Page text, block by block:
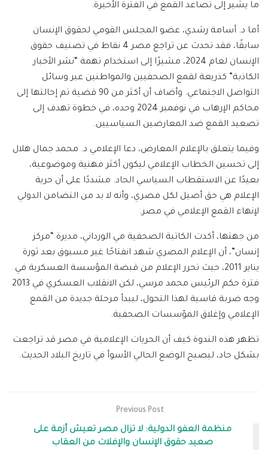
ما يشير إلى تصاعد القمع في الفترة الأخيرة.
أما د. أسامة رشدي، عضو المجلس القومي لحقوق الإنسان
سابقًا، فقد تحدث عن تراجع مصر 4 نقاط في تصنيف حقوق
الإنسان لعام 2024، مشيرًا إلى استخدام تهمة “نشر الأخبار
الكاذبة” كذريعة لقمع الصحفيين والمواطنين عبر وسائل
التواصل الاجتماعي. وأضاف أن أكثر من 90 قضية تم إحالتها إلى
محاكم الإرهاب في نوفمبر 2024 وحده، في خطوة تهدف إلى
تصعيد القمع ضد المعارضين السياسيين.
وفيما يتعلق بالإعلام المعارض، دعا الإعلامي د. محمد جمال هلال
إلى تحسين الخطاب الإعلامي ليكون أكثر مهنية وموضوعية،
بعيدًا عن الاستقطاب السياسي الحاد. مشددًا على أن حرية
الإعلام هي حق أصيل لكل مصري، وأنه لا بد من التضامن الدولي
لإنهاء القمع الإعلامي في مصر.
من جهتها، أكدت الكاتبة الصحفية مي الورداني، مديرة “مركز
إنسان”، أن الإعلام المصري شهد انفتاحًا غير مسبوق بعد ثورة
يناير 2011، حيث تحرر الإعلام من قبضة المؤسسة العسكرية في
فترة حكم الرئيس محمد مرسي، لكن الانقلاب العسكري في 2013
وجه ضربة قاسية لهذا التحول، ليبدأ مرحلة جديدة من القمع
الإعلامي وإغلاق المؤسسات الصحفية.
تظهر هذه الندوة كيف أن الحريات الإعلامية في مصر قد تراجعت
بشكل حاد، ليصبح الوضع الحالي الأسوأ في تاريخ البلاد الحديث.
Previous Post
منظمة العفو الدولية: لا تزال مصر تعيش أزمة على
صعيد حقوق الإنسان والإفلات من العقاب